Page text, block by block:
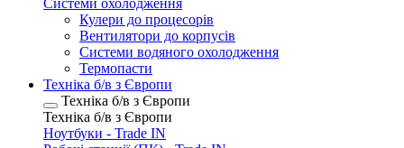
Системи охолодження
Кулери до процесорів
Вентилятори до корпусів
Системи водяного охолодження
Термопасти
Техніка б/в з Європи
Техніка б/в з Європи
Техніка б/в з Європи
Ноутбуки - Trade IN